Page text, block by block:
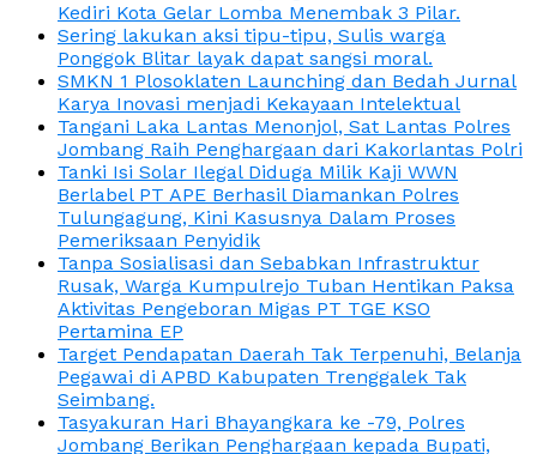
Kediri Kota Gelar Lomba Menembak 3 Pilar.
Sering lakukan aksi tipu-tipu, Sulis warga
Ponggok Blitar layak dapat sangsi moral.
SMKN 1 Plosoklaten Launching dan Bedah Jurnal
Karya Inovasi menjadi Kekayaan Intelektual
Tangani Laka Lantas Menonjol, Sat Lantas Polres
Jombang Raih Penghargaan dari Kakorlantas Polri
Tanki Isi Solar Ilegal Diduga Milik Kaji WWN
Berlabel PT APE Berhasil Diamankan Polres
Tulungagung, Kini Kasusnya Dalam Proses
Pemeriksaan Penyidik
Tanpa Sosialisasi dan Sebabkan Infrastruktur
Rusak, Warga Kumpulrejo Tuban Hentikan Paksa
Aktivitas Pengeboran Migas PT TGE KSO
Pertamina EP
Target Pendapatan Daerah Tak Terpenuhi, Belanja
Pegawai di APBD Kabupaten Trenggalek Tak
Seimbang.
Tasyakuran Hari Bhayangkara ke -79, Polres
Jombang Berikan Penghargaan kepada Bupati,